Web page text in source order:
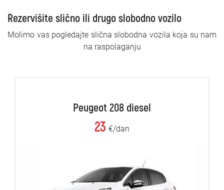
Rezervišite slično ili drugo slobodno vozilo
Molimo vas pogledajte slična slobodna vozila koja su nam
na raspolaganju
Peugeot 208 diesel
23 €/dan